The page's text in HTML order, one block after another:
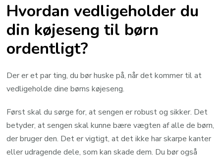
Hvordan vedligeholder du
din køjeseng til børn
ordentligt?
Der er et par ting, du bør huske på, når det kommer til at
vedligeholde dine børns køjeseng.
Først skal du sørge for, at sengen er robust og sikker. Det
betyder, at sengen skal kunne bære vægten af alle de børn,
der bruger den. Det er vigtigt, at det ikke har skarpe kanter
eller udragende dele, som kan skade dem. Du bør også